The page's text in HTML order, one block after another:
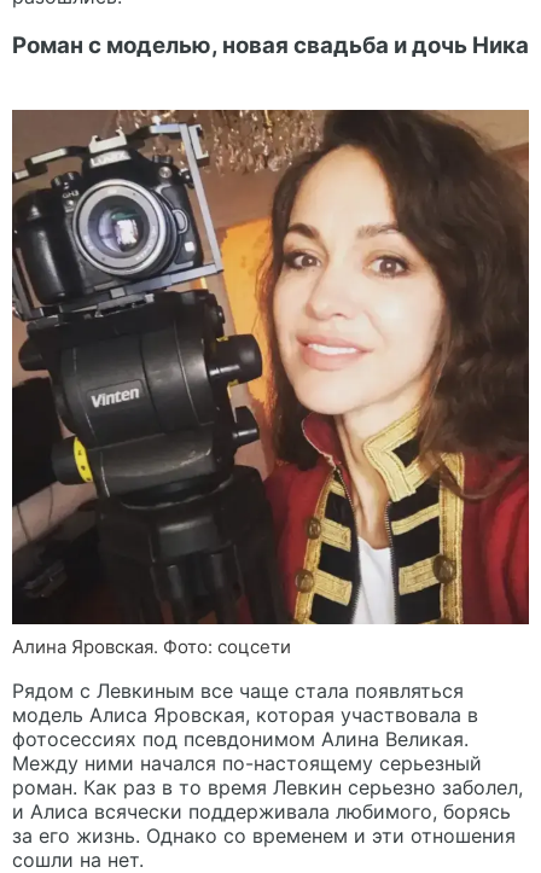
Роман с моделью, новая свадьба и дочь Ника
Алина Яровская. Фото: соцсети
Рядом с Левкиным все чаще стала появляться
модель Алиса Яровская, которая участвовала в
фотосессиях под псевдонимом Алина Великая.
Между ними начался по-настоящему серьезный
роман. Как раз в то время Левкин серьезно заболел,
и Алиса всячески поддерживала любимого, борясь
за его жизнь. Однако со временем и эти отношения
сошли на нет.